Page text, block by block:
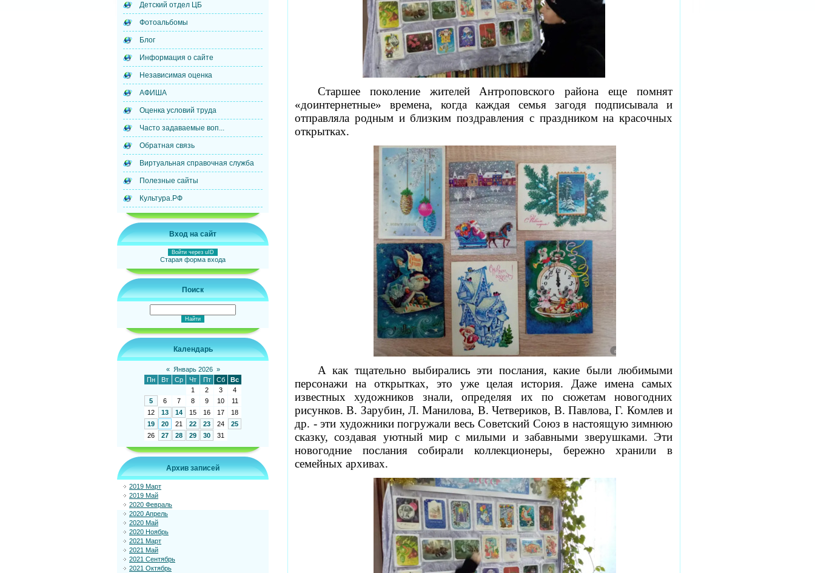
Детский отдел ЦБ
Фотоальбомы
Блог
Информация о сайте
Независимая оценка
АФИША
Оценка условий труда
Часто задаваемые воп...
Обратная связь
Виртуальная справочная служба
Полезные сайты
Культура.РФ
Вход на сайт
Войти через uID
Старая форма входа
Поиск
Календарь
« Январь 2026 »
Пн
Вт Ср Чт Пт Сб
Вс
1
2 3
4
5
6 7 8 9 10
11
12
13 14 15 16 17
18
19
20 21 22 23 24
25
26
27 28 29 30 31
Архив записей
2019 Март
2019 Май
2020 Февраль
2020 Апрель
2020 Май
2020 Ноябрь
2021 Март
2021 Май
2021 Сентябрь
2021 Октябрь
Старшее поколение жителей Антроповского района еще помнят
«доинтернетные» времена, когда каждая семья загодя подписывала и
отправляла родным и близким поздравления с праздником на красочных
открытках.
А как тщательно выбирались эти послания, какие были любимыми
персонажи на открытках, это уже целая история. Даже имена самых
известных художников знали, определяя их по сюжетам новогодних
рисунков. В. Зарубин, Л. Манилова, В. Четвериков, В. Павлова, Г. Комлев и
др. - эти художники погружали весь Советский Союз в настоящую зимнюю
сказку, создавая уютный мир с милыми и забавными зверушками. Эти
новогодние послания собирали коллекционеры, бережно хранили в
семейных архивах.